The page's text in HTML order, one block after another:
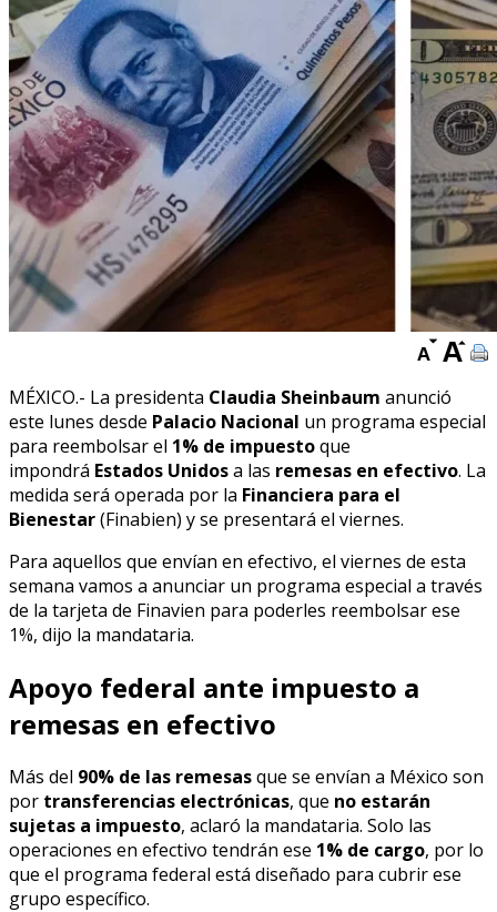
MÉXICO.- La presidenta Claudia Sheinbaum anunció
este lunes desde Palacio Nacional un programa especial
para reembolsar el 1% de impuestoque
impondrá Estados Unidosa las remesas en efectivo. La
medida será operada por la Financiera para el
Bienestar(Finabien) y se presentará el viernes.
Para aquellos que envían en efectivo, el viernes de esta
semana vamos a anunciar un programa especial a través
de la tarjeta de Finavien para poderles reembolsar ese
1%, dijo la mandataria.
Apoyo federal ante impuesto a
remesas en efectivo
Más del 90% de las remesasque se envían a México son
por transferencias electrónicas, que no estarán
sujetas a impuesto, aclaró la mandataria. Solo las
operaciones en efectivo tendrán ese 1% de cargo, por lo
que el programa federal está diseñado para cubrir ese
grupo específico.